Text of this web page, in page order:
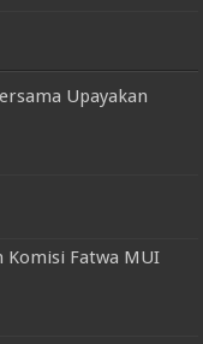
Upayakan
Komisi Fatwa MUI